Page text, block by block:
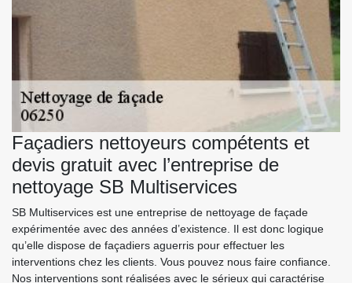
Façadiers nettoyeurs compétents et
devis gratuit avec l’entreprise de
nettoyage SB Multiservices
SB Multiservices est une entreprise de nettoyage de façade
expérimentée avec des années d’existence. Il est donc logique
qu’elle dispose de façadiers aguerris pour effectuer les
interventions chez les clients. Vous pouvez nous faire confiance.
Nos interventions sont réalisées avec le sérieux qui caractérise